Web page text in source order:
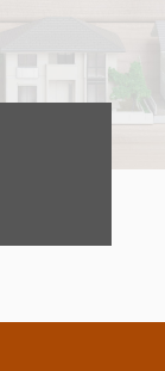
、ユーザー
個人情報を
の提携先
含みます。
集すること
ビスやソフ
や広告の履
利用方法、
の当該端末
情報、端末